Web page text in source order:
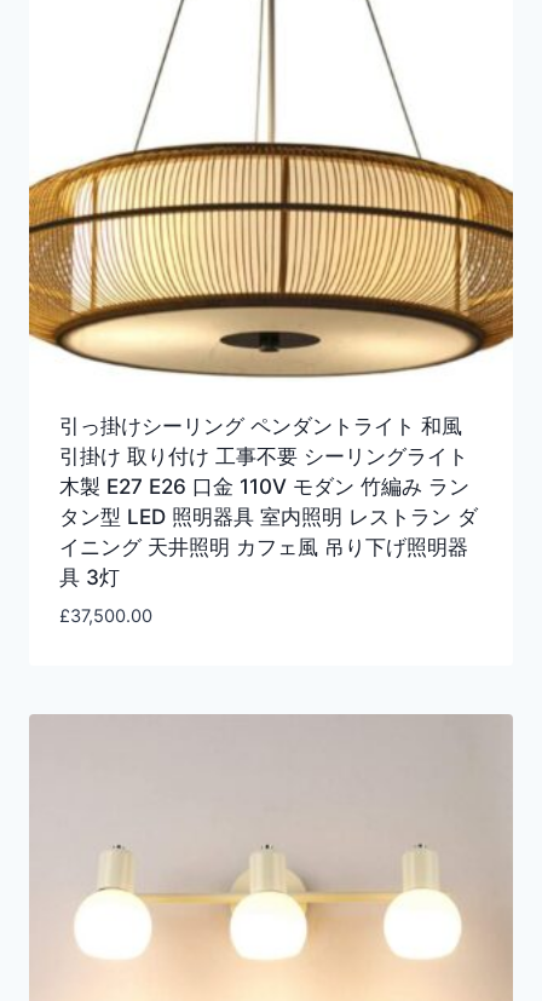
引っ掛けシーリング ペンダントライト 和風
引掛け 取り付け 工事不要 シーリングライト
木製 E27 E26 口金 110V モダン 竹編み ラン
タン型 LED 照明器具 室内照明 レストラン ダ
イニング 天井照明 カフェ風 吊り下げ照明器
具 3灯
£37,500.00